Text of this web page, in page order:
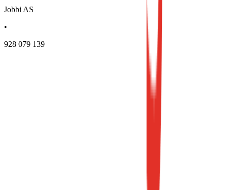
Jobbi AS
•
928 079 139